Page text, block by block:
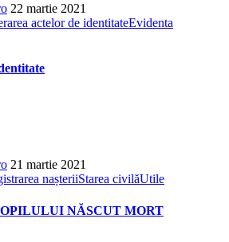
22 martie 2021
actelor de identitateEvidenta
21 martie 2021
nașteriiStarea civilăUtile
NĂSCUT MORT